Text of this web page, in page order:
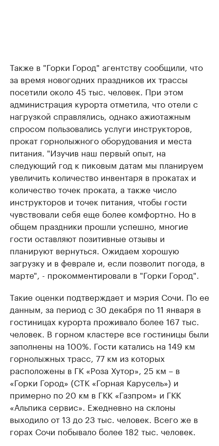
Также в "Горки Город" агентству сообщили, что
за время новогодних праздников их трассы
посетили около 45 тыс. человек. При этом
администрация курорта отметила, что отели с
нагрузкой справлялись, однако ажиотажным
спросом пользовались услуги инструкторов,
прокат горнолыжного оборудования и места
питания. "Изучив наш первый опыт, на
следующий год к пиковым датам мы планируем
увеличить количество инвентаря в прокатах и
количество точек проката, а также число
инструкторов и точек питания, чтобы гости
чувствовали себя еще более комфортно. Но в
общем праздники прошли успешно, многие
гости оставляют позитивные отзывы и
планируют вернуться. Ожидаем хорошую
загрузку и в феврале и, если позволит погода, в
марте", - прокомментировали в "Горки Город".
Такие оценки подтверждает и мэрия Сочи. По ее
данным, за период с 30 декабря по 11 января в
гостиницах курорта проживало более 167 тыс.
человек. В горном кластере все гостиницы были
заполнены на 100%. Гости катались на 149 км
горнолыжных трасс, 77 км из которых
расположены в ГК «Роза Хутор», 25 км – в
«Горки Город» (СТК «Горная Карусель») и
примерно по 20 км в ГКК «Газпром» и ГКК
«Альпика сервис». Ежедневно на склоны
выходило от 13 до 23 тыс. человек. Всего же в
горах Сочи побывало более 182 тыс. человек.